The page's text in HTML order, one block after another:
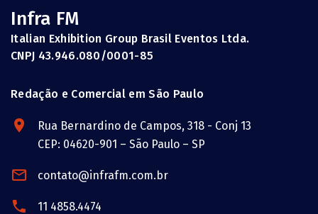
Infra FM
Italian Exhibition Group Brasil Eventos Ltda.
CNPJ 43.946.080/0001-85
Redação e Comercial em São Paulo
Rua Bernardino de Campos, 318 - Conj 13
CEP: 04620-901 – São Paulo – SP
contato@infrafm.com.br
11 4858.4474